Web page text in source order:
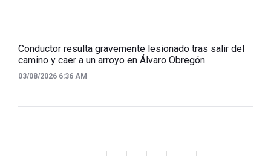
Conductor resulta gravemente lesionado tras salir del
camino y caer a un arroyo en Álvaro Obregón
03/08/2026 6:36 AM